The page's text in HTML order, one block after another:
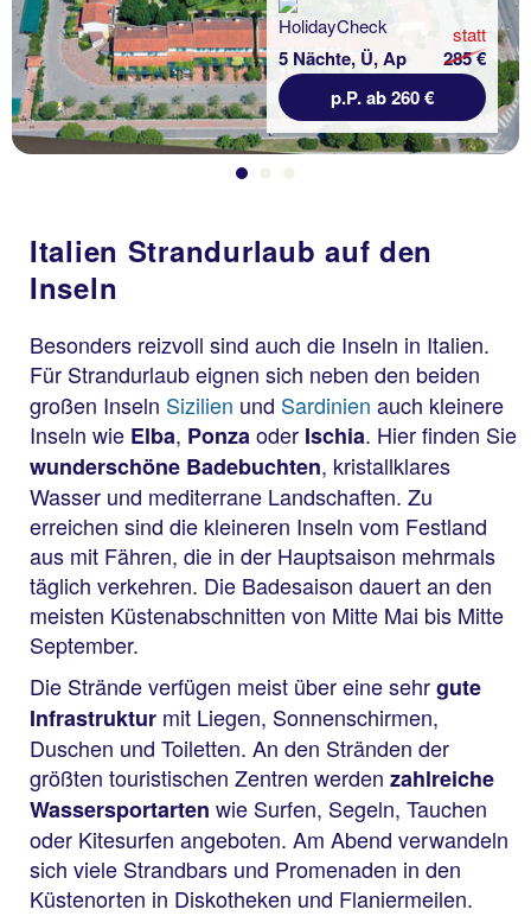
5 Nächte, Ü, Ap
statt
285 €
p.P. ab 260 €
Italien Strandurlaub auf den
Inseln
Besonders reizvoll sind auch die Inseln in Italien.
Für Strandurlaubeignen sich neben den beiden
großen Inseln Sizilien und Sardinien auch kleinere
Inseln wie Elba, Ponzaoder Ischia. Hier finden Sie
wunderschöne Badebuchten, kristallklares
Wasser und mediterrane Landschaften. Zu
erreichen sind die kleineren Inseln vom Festland
aus mit Fähren, die in der Hauptsaison mehrmals
täglich verkehren. Die Badesaison dauert an den
meisten Küstenabschnitten von Mitte Mai bis Mitte
September.
Die Strände verfügen meist über eine sehrgute
Infrastruktur mit Liegen, Sonnenschirmen,
Duschen und Toiletten. An den Stränden der
größten touristischen Zentren werden zahlreiche
Wassersportarten wie Surfen, Segeln, Tauchen
oder Kitesurfen angeboten. Am Abend verwandeln
sich viele Strandbars und Promenaden in den
Küstenorten in Diskotheken und Flaniermeilen.